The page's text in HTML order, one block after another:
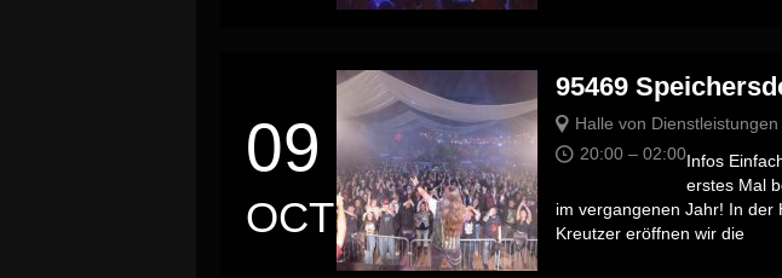
09
OCT
95469
Halle von
20:00 – 02:00Infos
erstes Mal
im vergangenen Jahr! In der
Kreutzer eröffnen wir die